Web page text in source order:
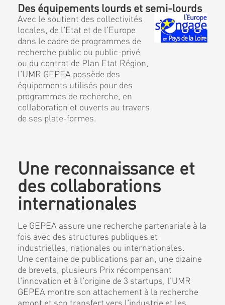
Des équipements lourds et semi-lourds
Avec le soutient des collectivités
locales, de l'Etat et de l'Europe
dans le cadre de programmes de
recherche public ou public-privé
ou du contrat de Plan Etat Région,
l'UMR GEPEA possède des
équipements utilisés pour des
programmes de recherche, en
collaboration et ouverts au travers
de ses plate-formes.
Une reconnaissance et
des collaborations
internationales
Le GEPEA assure une recherche partenariale à la
fois avec des structures publiques et
industrielles, nationales ou internationales.
Une centaine de publications par an, une dizaine
de brevets, plusieurs Prix récompensant
l'innovation et à l'origine de 3 startups, l'UMR
GEPEA montre son attachement à la recherche
amont et son transfert vers l'industrie et les